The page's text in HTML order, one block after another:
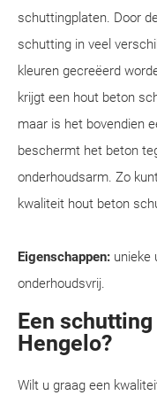
schuttingplaten. Door
schutting in veel
kleuren gecreëerd
krijgt een hout beton
maar is het bovendien
beschermt het beton
onderhoudsarm. Zo
kwaliteit hout beton
Eigenschappen: unieke
onderhoudsvrij.
Een
Hengelo?
Wilt u graag een